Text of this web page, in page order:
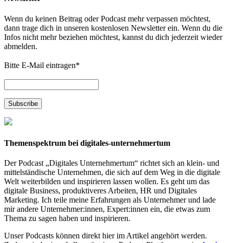
Wenn du keinen Beitrag oder Podcast mehr verpassen möchtest,
dann trage dich in unseren kostenlosen Newsletter ein. Wenn du die
Infos nicht mehr beziehen möchtest, kannst du dich jederzeit wieder
abmelden.
Bitte E-Mail eintragen*
Themenspektrum bei digitales-unternehmertum
Der Podcast „Digitales Unternehmertum“ richtet sich an klein- und
mittelständische Unternehmen, die sich auf dem Weg in die digitale
Welt weiterbilden und inspirieren lassen wollen. Es geht um das
digitale Business, produktiveres Arbeiten, HR und Digitales
Marketing. Ich teile meine Erfahrungen als Unternehmer und lade
mir andere Unternehmer:innen, Expert:innen ein, die etwas zum
Thema zu sagen haben und inspirieren.
Unser Podcasts können direkt hier im Artikel angehört werden.